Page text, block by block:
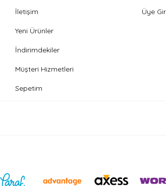
İletişim
Yeni Ürünler
İndirimdekiler
Müşteri Hizmetleri
Sepetim
Üye